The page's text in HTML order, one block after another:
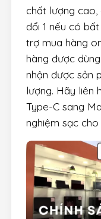
chất lượng cao,
đổi 1 nếu có
trợ mua hàng
hàng được
nhận được sản
lượng. Hãy liên
Type-C sang
nghiệm sạc